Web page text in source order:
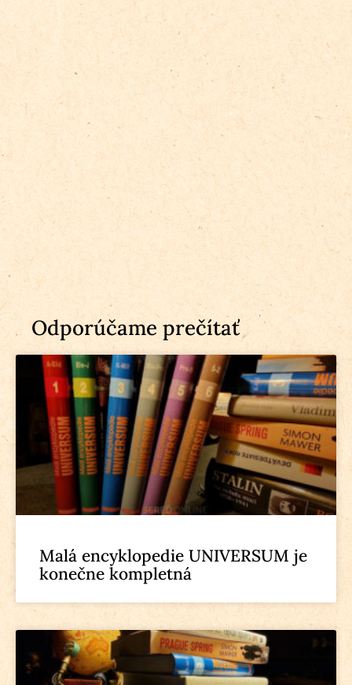
Odporúčame prečítať
Malá encyklopedie UNIVERSUM je
konečne kompletná